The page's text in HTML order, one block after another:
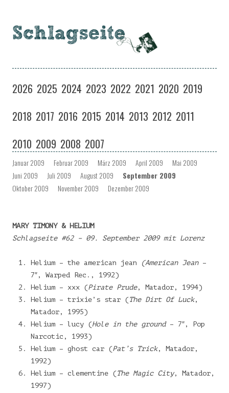
Zum
springen
2026 2025 2024 2023 2022 2021 2020 2019
2018 2017 2016 2015 2014 2013 2012 2011
2010 2009 2008 2007
Januar 2009 Februar 2009 März 2009 April 2009
Mai 2009
Juni 2009
Juli 2009 August 2009
September 2009
Oktober 2009
November 2009 Dezember 2009
MARY TIMONY & HELIUM
Schlagseite #62 – 09. September 2009 mit Lorenz
Helium – the american jean (American Jean –
7″, Warped Rec., 1992)
Helium – xxx (Pirate Prude, Matador, 1994)
Helium – trixie’s star (The Dirt Of Luck,
Matador, 1995)
Helium – lucy (Hole in the ground– 7″, Pop
Narcotic, 1993)
Helium – ghost car (Pat’s Trick, Matador,
1992)
Helium – clementine (The Magic City, Matador,
1997)